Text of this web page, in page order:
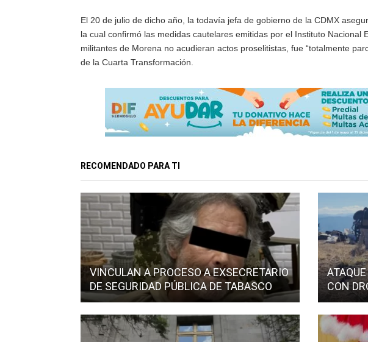
El 20 de julio de dicho año, la todavía jefa de gobierno de la CDMX
la cual confirmó las medidas cautelares emitidas por el Instituto Nacional
militantes de Morena no acudieran actos proselitistas, fue “totalmente
de la Cuarta Transformación.
RECOMENDADO PARA TI
VINCULAN A PROCESO A EXSECRETARIO
DE SEGURIDAD PÚBLICA DE TABASCO
CON